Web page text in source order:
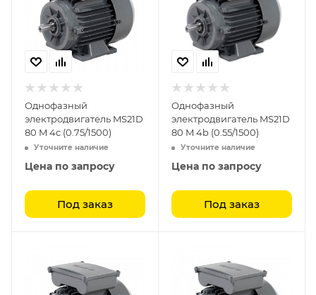
Однофазный
электродвигатель MS21D
80 M 4c (0.75/1500)
Уточните наличие
Цена по запросу
Под заказ
Однофазный
электродвигатель MS21D
80 M 4b (0.55/1500)
Уточните наличие
Цена по запросу
Под заказ